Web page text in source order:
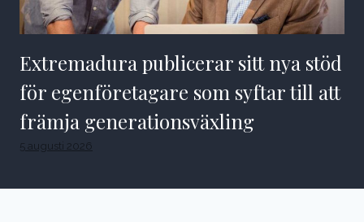
Extremadura publicerar sitt nya stöd
för egenföretagare som syftar till att
främja generationsväxling
5 augusti 2026